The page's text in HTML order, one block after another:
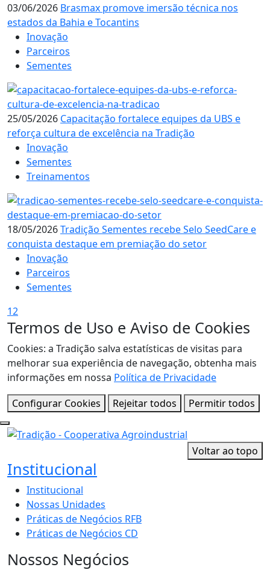
03/06/2026 Brasmax promove imersão técnica nos
estados da Bahia e Tocantins
Inovação
Parceiros
Sementes
25/05/2026 Capacitação fortalece equipes da UBS e
reforça cultura de excelência na Tradição
Inovação
Sementes
Treinamentos
18/05/2026Tradição Sementes recebe Selo SeedCare e
conquista destaque em premiação do setor
Inovação
Parceiros
Sementes
12
Termos de Uso e Aviso de Cookies
Cookies: a Tradição salva estatísticas de visitas para
melhorar sua experiência de navegação, obtenha mais
informações em nossa Política de Privacidade
Configurar Cookies
Rejeitar todos Permitir todos
Voltar ao topo
Institucional
Institucional
Nossas Unidades
Práticas de Negócios RFB
Práticas de Negócios CD
Nossos Negócios